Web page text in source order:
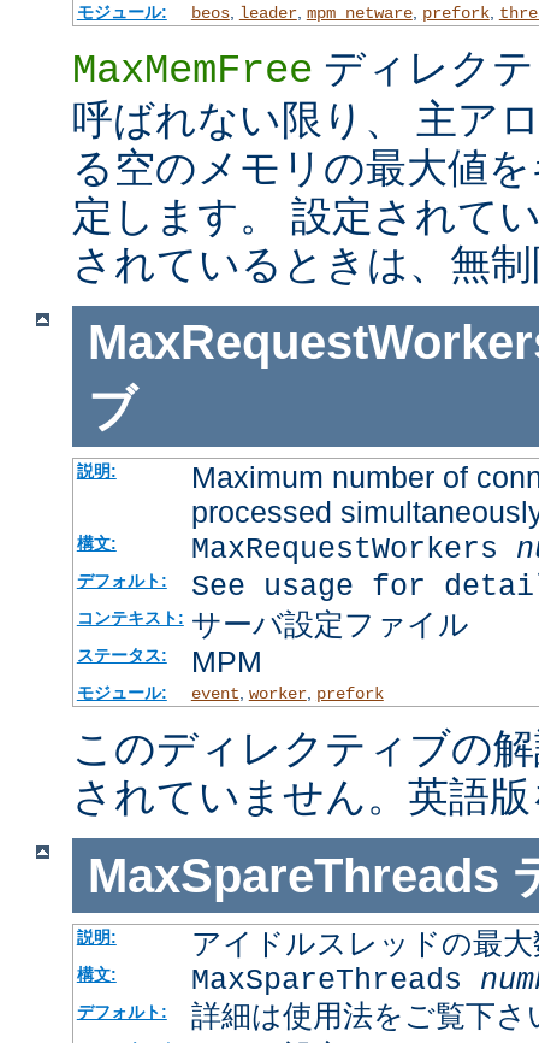
モジュール: beos, leader, mpm_netware, prefork,
MaxMemFree ディレク
呼ばれない限り、 主ア
る空のメモリの最大値
定します。 設定されて
されているときは、無
ブ
説明:
Maximum number of
processed
構文: MaxRequestWorkers
デフォルト: See usage for
コンテキスト: サーバ設定ファイル
ステータス: MPM
モジュール: event worker, prefork
このディレクティブの
されていません。英語
MaxSpareThreads
説明: アイドルスレッドの最大
構文: MaxSpareThreads
デフォルト: 詳細は使用法をご覧下さ